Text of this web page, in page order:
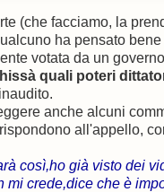
(che facciamo, la
ha pensato
votata da un
quali poteri
anche alcuni
all'appello,
così,ho già visto dei
mi crede,dice che è